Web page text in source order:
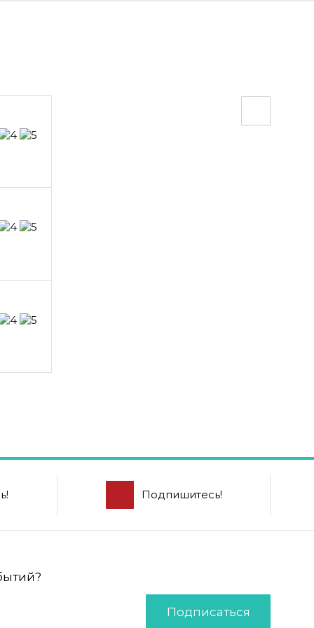
Подпишитесь!
Подписаться